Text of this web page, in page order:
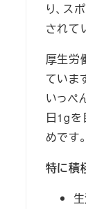
り、ス
されて
厚生労
ていま
いっぺ
日1gを
めです。
特に積